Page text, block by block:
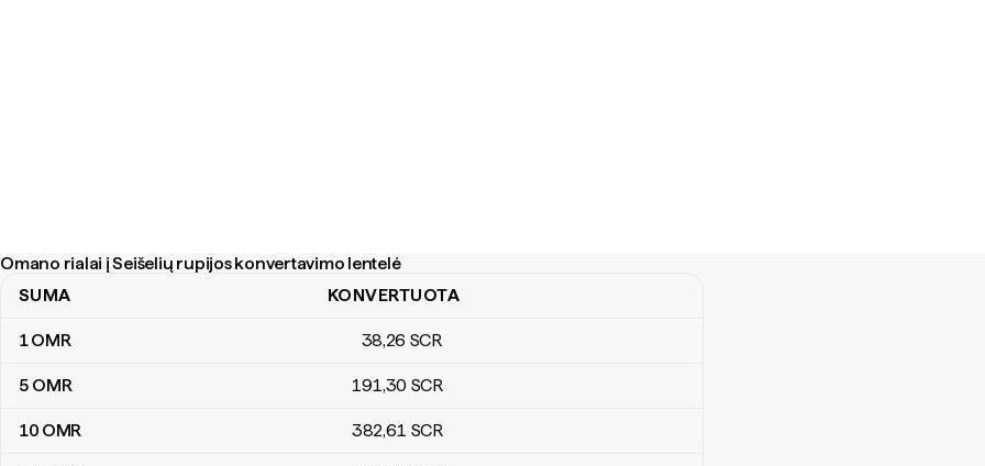
Omano rialai į Seišelių rupijos konvertavimo lentelė
Omano rialai į Seišelių rupijos konvertavimo lentelė
SUMA KONVERTUOTA
1OMR 38,26 SCR
5 OMR 191,30 SCR
10 OMR 382,61 SCR